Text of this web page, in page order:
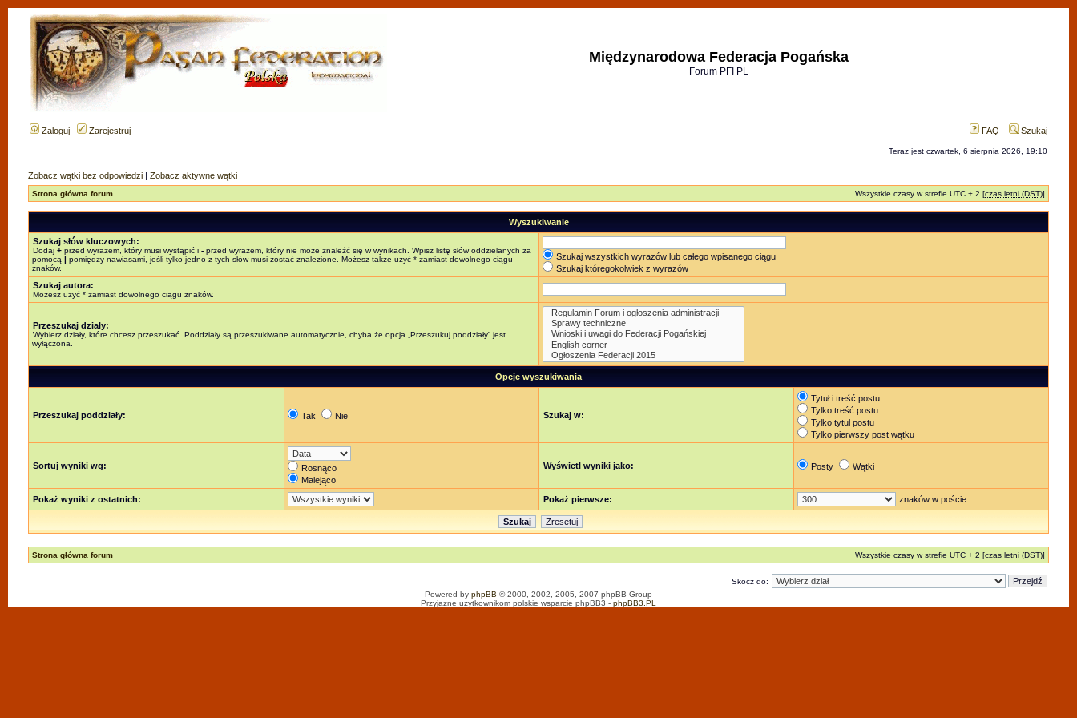
Międzynarodowa Federacja Pogańska
Forum PFI PL
Zaloguj Zarejestruj FAQ Szukaj
Teraz jest czwartek, 6 sierpnia 2026, 19:10
Zobacz wątki bez odpowiedzi | Zobacz aktywne wątki
Strona główna forum Wszystkie czasy w strefie UTC + 2 [czas letni (DST)]
Wyszukiwanie
Szukaj słów kluczowych:
Dodaj + przed wyrazem, który musi wystąpić i - przed wyrazem, który nie może znaleźć się w wynikach. Wpisz listę słów oddzielanych za
pomocą | pomiędzy nawiasami, jeśli tylko jedno z tych słów musi zostać znalezione. Możesz także użyć * zamiast dowolnego ciągu
znaków.
Szukaj wszystkich wyrazów lub całego wpisanego ciągu
Szukaj któregokolwiek z wyrazów
Szukaj autora:
Możesz użyć * zamiast dowolnego ciągu znaków.
Przeszukaj działy:
Wybierz działy, które chcesz przeszukać. Poddziały są przeszukiwane automatycznie, chyba że opcja „Przeszukuj poddziały” jest
wyłączona.
Opcje wyszukiwania
Przeszukaj poddziały: Tak Nie Szukaj w:
Tytuł i treść postu
Tylko treść postu
Tylko tytuł postu
Tylko pierwszy post wątku
Sortuj wyniki wg:
Rosnąco
Malejąco
Wyświetl wyniki jako: Posty Wątki
Pokaż wyniki z ostatnich: Pokaż pierwsze: znaków w poście
Strona główna forum Wszystkie czasy w strefie UTC + 2 [czas letni (DST)]
Skocz do:
Powered by phpBB © 2000, 2002, 2005, 2007 phpBB Group
Przyjazne użytkownikom polskie wsparcie phpBB3 - phpBB3.PL